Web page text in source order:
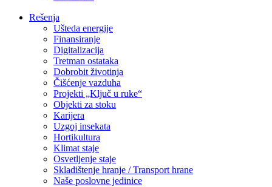
Rešenja
Ušteda energije
Finansiranje
Digitalizacija
Tretman ostataka
Dobrobit životinja
Čišćenje vazduha
Projekti „Ključ u ruke“
Objekti za stoku
Karijera
Uzgoj insekata
Hortikultura
Klimat staje
Osvetljenje staje
Skladištenje hranje / Transport hrane
Naše poslovne jedinice